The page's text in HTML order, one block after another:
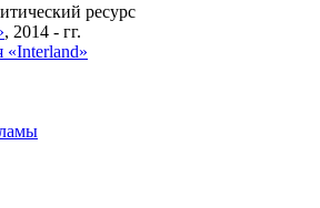
ресурс
, 2014 - гг.
«Interland»